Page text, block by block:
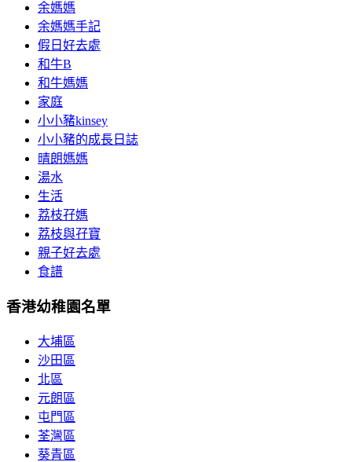
余媽媽
余媽媽手記
假日好去處
和牛B
和牛媽媽
家庭
小小豬kinsey
小小豬的成長日誌
晴朗媽媽
湯水
生活
荔枝孖媽
荔枝與孖寶
親子好去處
食譜
香港幼稚園名單
大埔區
沙田區
北區
元朗區
屯門區
荃灣區
葵青區